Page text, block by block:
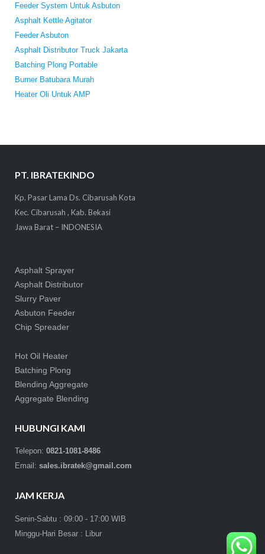
Feeder System Untuk Asbuton
Asphalt Kettle Agitator
Feeder Asbuton
Asphalt Distributor Truck Jakarta
Batching Plong Portable
Burner Batubara Murah
Heater Oli Untuk AMP
PT. IBRATEKINDO
Kp. Pasar Lama Ds. Cibarusah Kota
Kec. Cibarusah , Kab. Bekasi
Jawa Barat – INDONESIA
Asphalt Sprayer
Asphalt Distributor
Slurry Paver
Asbuton Feeder
Chip Spreader
Hot Oil Heater
Batching Plong
Blending Aggregate
Aggregate Blending
HUBUNGI KAMI
Telepon: 0821-1081-8486
Email: sales.ibratek@gmail.com
JAM KERJA
Senin-Sabtu : 09:00 - 17:00 WIB
Minggu-Hari Besar : Libur